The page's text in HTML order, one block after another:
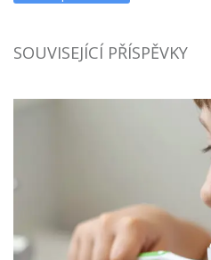
SOUVISEJÍCÍ PŘÍSPĚVKY